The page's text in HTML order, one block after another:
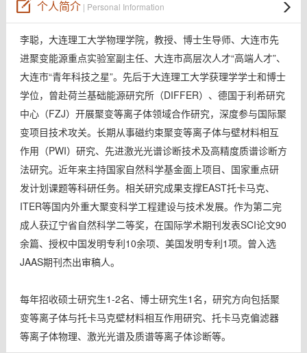
个人简介| Personal Information
李聪，大连理工大学物理学院，教授、博士生导师、大连市先
进聚变能源重点实验室副主任、大连市高层次人才“高端人才”、
大连市“青年科技之星”。先后于大连理工大学获理学学士和博士
学位，曾赴荷兰基础能源研究所（DIFFER）、德国于利希研究
中心（FZJ）开展聚变等离子体领域合作研究，深度参与国际聚
变项目技术攻关。长期从事磁约束聚变等离子体与壁材料相互
作用（PWI）研究、先进激光光谱诊断技术及高精度质谱诊断方
法研究。近年来主持国家自然科学基金面上项目、国家重点研
发计划课题等科研任务。相关研究成果支撑EAST托卡马克、
ITER等国内外重大聚变科学工程建设与技术发展。作为第二完
成人获辽宁省自然科学二等奖，在国际学术期刊发表SCI论文90
余篇、授权中国发明专利10余项、美国发明专利1项。曾入选
JAAS期刊杰出审稿人。
每年招收硕士研究生1-2名、博士研究生1名，研究方向包括聚
变等离子体与托卡马克壁材料相互作用研究、托卡马克偏滤器
等离子体物理、激光光谱及质谱等离子体诊断等。